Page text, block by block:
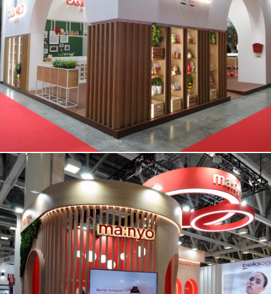
CASA MILO | Tuttofood
MANYO | Cosmoprof